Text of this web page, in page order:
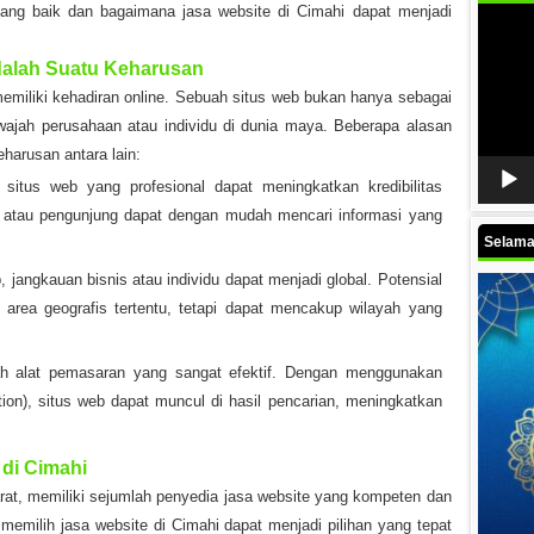
baik dan bagaimana jasa website di Cimahi dapat menjadi
Suatu Keharusan
kehadiran online. Sebuah situs web bukan hanya sebagai
perusahaan atau individu di dunia maya. Beberapa alasan
antara lain:
web yang profesional dapat meningkatkan kredibilitas
pengunjung dapat dengan mudah mencari informasi yang
jangkauan bisnis atau individu dapat menjadi global. Potensial
geografis tertentu, tetapi dapat mencakup wilayah yang
alat pemasaran yang sangat efektif. Dengan menggunakan
situs web dapat muncul di hasil pencarian, meningkatkan
Cimahi
memiliki sejumlah penyedia jasa website yang kompeten dan
jasa website di Cimahi dapat menjadi pilihan yang tepat